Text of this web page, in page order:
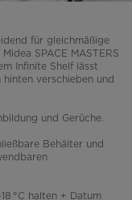
für gleichmäßige
SPACE MASTERS
Infinite Shelf lässt
verschieben und
und Gerüche.
Behälter und
°C halten + Datum